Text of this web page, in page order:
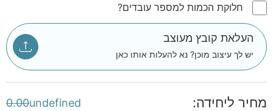
חלוקת הכמות למספר עובדים?
העלאת קובץ מעוצב
יש לך עיצוב מוכן? נא להעלות אותו כאן
מחיר ליחידה: 0.00undefined